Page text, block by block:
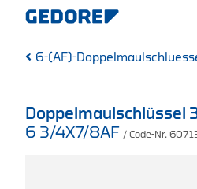
6-(AF)-
Doppelmaulschlüssel
6 3/4X7/8AF / Code-Nr.